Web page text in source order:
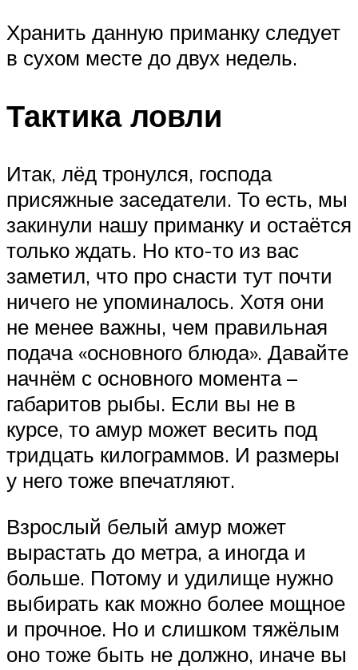
Хранить данную приманку следует
в сухом месте до двух недель.
Тактика ловли
Итак, лёд тронулся, господа
присяжные заседатели. То есть, мы
закинули нашу приманку и остаётся
только ждать. Но кто-то из вас
заметил, что про снасти тут почти
ничего не упоминалось. Хотя они
не менее важны, чем правильная
подача «основного блюда». Давайте
начнём с основного момента –
габаритов рыбы. Если вы не в
курсе, то амур может весить под
тридцать килограммов. И размеры
у него тоже впечатляют.
Взрослый белый амур может
вырастать до метра, а иногда и
больше. Потому и удилище нужно
выбирать как можно более мощное
и прочное. Но и слишком тяжёлым
оно тоже быть не должно, иначе вы